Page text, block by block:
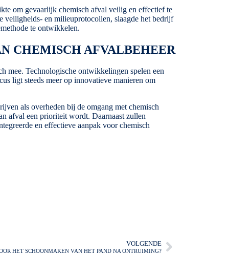
om gevaarlijk chemisch afval veilig en effectief te
veiligheids- en milieuprotocollen, slaagde het bedrijf
te ontwikkelen.
CHEMISCH AFVALBEHEER
mee. Technologische ontwikkelingen spelen een
ligt steeds meer op innovatieve manieren om
als overheden bij de omgang met chemisch
afval een prioriteit wordt. Daarnaast zullen
en effectieve aanpak voor chemisch
VOLGENDE
HET SCHOONMAKEN VAN HET PAND NA ONTRUIMING?